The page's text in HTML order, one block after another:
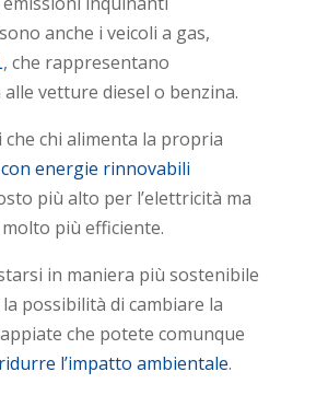
anche i veicoli a gas,
, che rappresentano
alle vetture diesel o benzina.
che chi alimenta la propria
energie rinnovabili
più alto per l’elettricità ma
più efficiente.
in maniera più sostenibile
possibilità di cambiare la
che potete comunque
ridurre l’impatto ambientale.